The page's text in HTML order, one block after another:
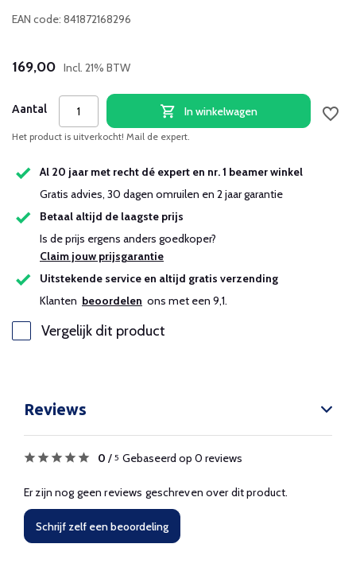
EAN code: 841872168296
169,00 Incl. 21% BTW
Aantal In winkelwagen
Het product is uitverkocht! Mail de expert.
Al 20 jaar met recht dé expert en nr. 1 beamer winkel
Gratis advies, 30 dagen omruilen en 2 jaar garantie
Betaal altijd de laagste prijs
Is de prijs ergens anders goedkoper?
Claim jouw prijsgarantie
Uitstekende service en altijd gratis verzending
Klanten beoordelen ons met een 9,1.
Vergelijk dit product
Reviews
0 / 5 Gebaseerd op 0 reviews
Er zijn nog geen reviews geschreven over dit product.
Schrijf zelf een beoordeling